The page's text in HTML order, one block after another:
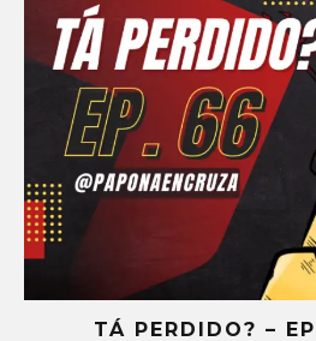
PERDIDO? – EPISÓDIO